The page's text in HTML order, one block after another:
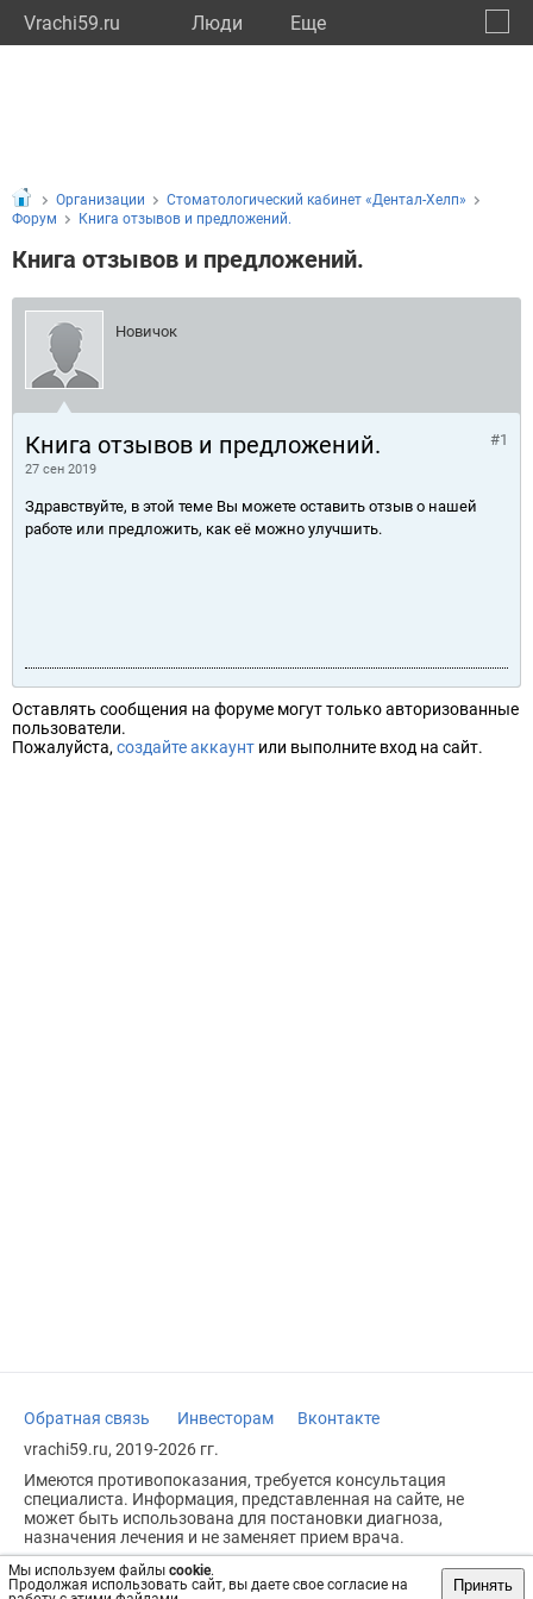
Vrachi59.ru Люди Eще
Мы используем файлы cookie.
Продолжая использовать сайт, вы даете свое согласие на
Принять
Организации
Стоматологический кабинет «Дентал-Хелп»
Форум
Книга отзывов и предложений.
Книга отзывов и предложений.
Новичок
Книга отзывов и предложений.
27 сен 2019
#1
Здравствуйте, в этой теме Вы можете оставить отзыв о нашей
работе или предложить, как её можно улучшить.
Оставлять сообщения на форуме могут только авторизованные
пользователи.
Пожалуйста, создайте аккаунт или выполните вход на сайт.
Обратная связь Инвесторам
Вконтакте
vrachi59.ru, 2019-2026 гг.
Имеются противопоказания, требуется консультация
специалиста. Информация, представленная на сайте, не
может быть использована для постановки диагноза,
назначения лечения и не заменяет прием врача.
Возрастное ограничение: 18+